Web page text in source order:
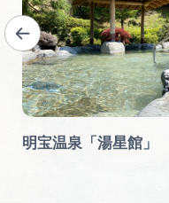
明宝温泉「湯星館」